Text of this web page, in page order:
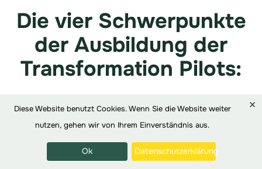
Die vier Schwerpunkte
der Ausbildung der
Transformation Pilots:
Diese Website benutzt Cookies. Wenn Sie die Website weiter
nutzen, gehen wir von Ihrem Einverständnis aus.
Datenschutzerklärung
Ok
×